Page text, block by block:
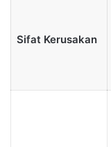
Sifat Kerusakan